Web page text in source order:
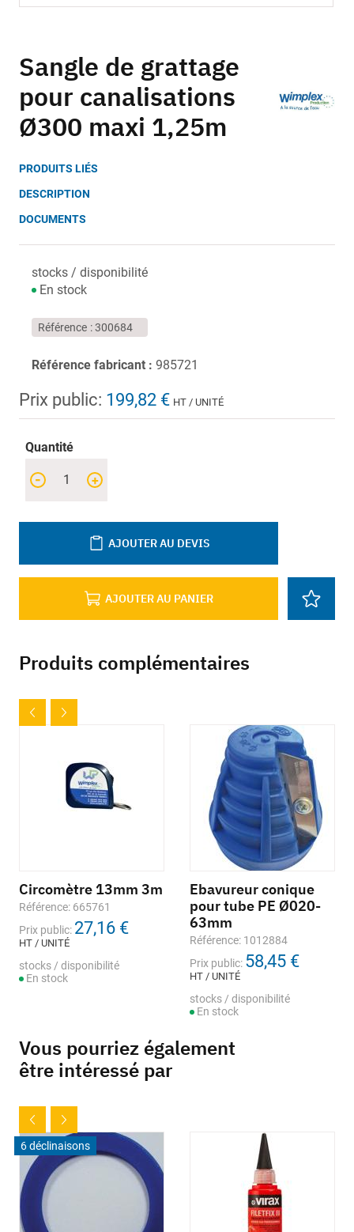
to
the
beginning
of
the
gallery
Sangle de grattage
pour canalisations
Ø300 maxi 1,25m
PRODUITS LIÉS
DESCRIPTION
DOCUMENTS
stocks / disponibilité
En stock
Référence 300684
Référence fabricant : 985721
Prix public: 199,82 € HT / UNITÉ
Quantité
+
-
AJOUTER AU PANIER
AJOUTER AU DEVIS
Produits complémentaires
Circomètre 13mm 3m
Référence: 665761
Prix public: 27,16 €
HT / UNITÉ
stocks / disponibilité
En stock
Ebavureur conique
pour tube PE Ø020-
63mm
Référence: 1012884
Prix public: 58,45 €
HT / UNITÉ
stocks / disponibilité
En stock
Vous pourriez également
être intéressé par
6 déclinaisons